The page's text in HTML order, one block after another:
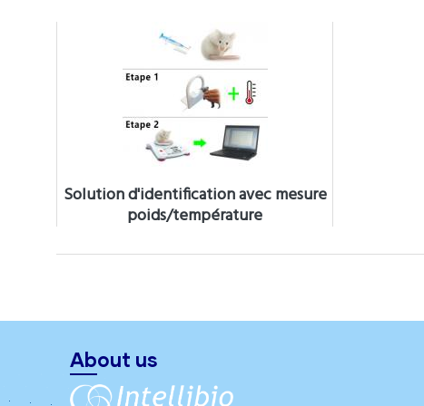
Solution d'identification avec mesure
poids/température
About us